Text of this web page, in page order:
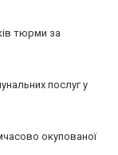
тюрми за
послуг у
окупованої